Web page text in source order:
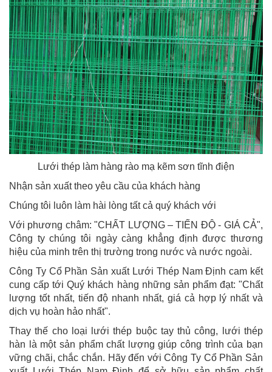
Lưới thép làm hàng rào mạ kẽm sơn tĩnh điện
Nhận sản xuất theo yêu cầu của khách hàng
Chúng tôi luôn làm hài lòng tất cả quý khách với
Với phương châm: "CHẤT LƯỢNG – TIẾN ĐỘ - GIÁ CẢ",
Công ty chúng tôi ngày càng khẳng định được thương
hiệu của minh trên thị trường trong nước và nước ngoài.
Công Ty Cổ Phần Sản xuất Lưới Thép Nam Định cam kết
cung cấp tới Quý khách hàng những sản phẩm đạt: "Chất
lượng tốt nhất, tiến độ nhanh nhất, giá cả hợp lý nhất và
dịch vụ hoàn hảo nhất".
Thay thế cho loại lưới thép buộc tay thủ công, lưới thép
hàn là một sản phẩm chất lượng giúp công trình của bạn
vững chãi, chắc chắn. Hãy đến với Công Ty Cổ Phần Sản